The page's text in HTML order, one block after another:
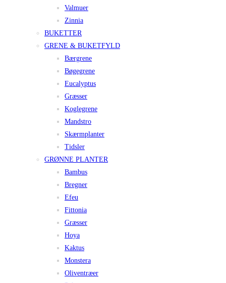
Valmuer
Zinnia
BUKETTER
GRENE & BUKETFYLD
Bærgrene
Bøgegrene
Eucalyptus
Græsser
Koglegrene
Mandstro
Skærmplanter
Tidsler
GRØNNE PLANTER
Bambus
Bregner
Efeu
Fittonia
Græsser
Hoya
Kaktus
Monstera
Oliventræer